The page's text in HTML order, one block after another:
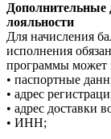
Дополнительные
лояльности
Для начисления
исполнения
программы может
• паспортные
• адрес
• адрес доставки
• ИНН;